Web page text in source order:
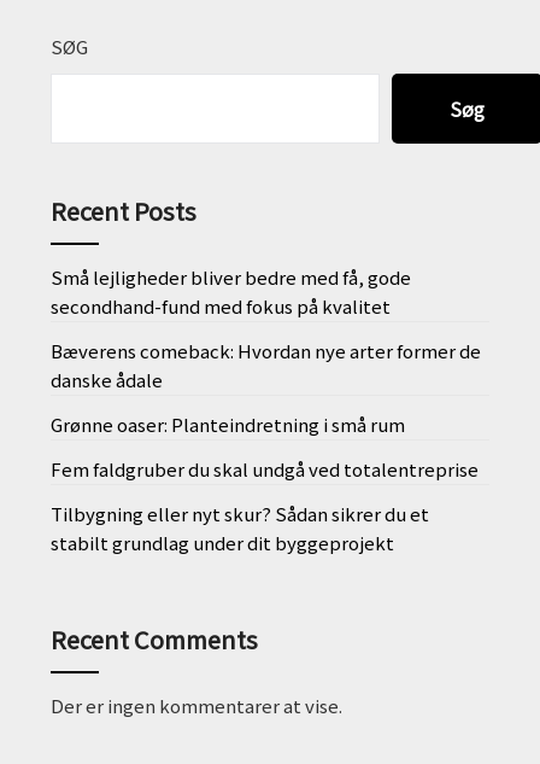
SØG
Søg
Recent Posts
Små lejligheder bliver bedre med få, gode
secondhand-fund med fokus på kvalitet
Bæverens comeback: Hvordan nye arter former de
danske ådale
Grønne oaser: Planteindretning i små rum
Fem faldgruber du skal undgå ved totalentreprise
Tilbygning eller nyt skur? Sådan sikrer du et
stabilt grundlag under dit byggeprojekt
Recent Comments
Der er ingen kommentarer at vise.